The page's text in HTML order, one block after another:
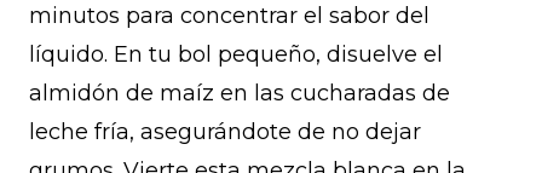
minutos para concentrar el sabor del
líquido. En tu bol pequeño, disuelve el
almidón de maíz en las cucharadas de
leche fría, asegurándote de no dejar